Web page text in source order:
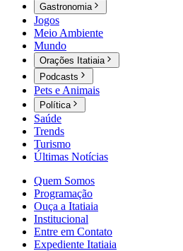
Gastronomia
Jogos
Meio Ambiente
Mundo
Orações Itatiaia
Podcasts
Pets e Animais
Política
Saúde
Trends
Turismo
Últimas Notícias
Quem Somos
Programação
Ouça a Itatiaia
Institucional
Entre em Contato
Expediente Itatiaia